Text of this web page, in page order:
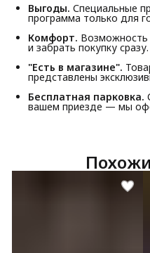
Выгоды. Специальные
программа только для
Комфорт. Возможность
и забрать покупку сразу.
"Есть в магазине".
представлены
Бесплатная парковка.
вашем приезде — мы